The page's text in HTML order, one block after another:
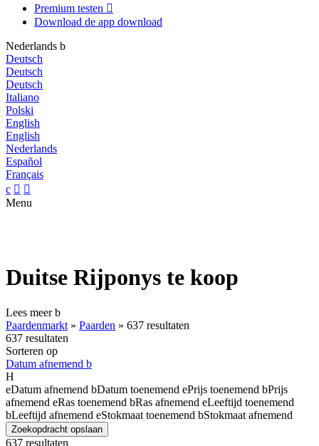
Premium testen 
Download de app download
Nederlands b
Deutsch
Deutsch
Deutsch
Italiano
Polski
English
English
Nederlands
Español
Français
c  
Menu
Duitse Rijponys te koop
Lees meerb
Paardenmarkt » Paarden » 637 resultaten
637 resultaten
Sorteren op
Datum afnemend b
H
eDatum afnemend bDatum toenemend ePrijs toenemend bPrijs
afnemend eRas toenemend bRas afnemend eLeeftijd toenemend
bLeeftijd afnemend eStokmaat toenemend bStokmaat afnemend
Zoekopdracht opslaan
637 resultaten